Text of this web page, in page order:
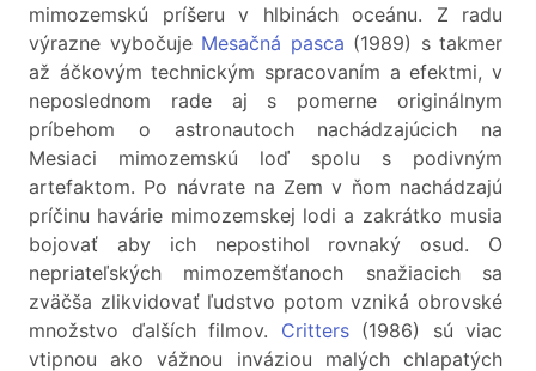
mimozemskú príšeru v hlbinách oceánu. Z radu
výrazne vybočuje Mesačná pasca (1989) s takmer
až áčkovým technickým spracovaním a efektmi, v
neposlednom rade aj s pomerne originálnym
príbehom o astronautoch nachádzajúcich na
Mesiaci mimozemskú loď spolu s podivným
artefaktom. Po návrate na Zem v ňom nachádzajú
príčinu havárie mimozemskej lodi a zakrátko musia
bojovať aby ich nepostihol rovnaký osud. O
nepriateľských mimozemšťanoch snažiacich sa
zväčša zlikvidovať ľudstvo potom vzniká obrovské
množstvo ďalších filmov. Critters(1986) sú viac
vtipnou ako vážnou inváziou malých chlapatých